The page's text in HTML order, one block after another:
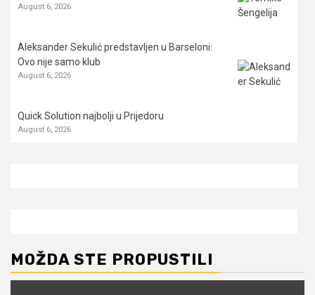
August 6, 2026
Aleksander Sekulić predstavljen u Barseloni:
Ovo nije samo klub
August 6, 2026
Quick Solution najbolji u Prijedoru
August 6, 2026
MOŽDA STE PROPUSTILI